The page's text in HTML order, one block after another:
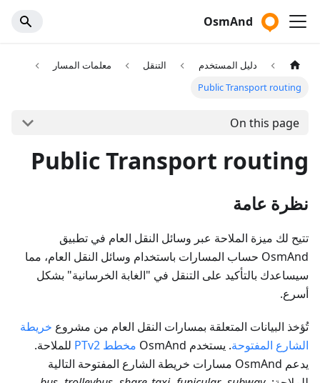
OsmAnd
دليل المستخدم التنقل
معلمات المسار
Public Transport routing
On this page
Public Transport routing
نظرة عامة
تتيح لك ميزة الملاحة عبر وسائل النقل العام في تطبيق
OsmAnd حساب المسارات باستخدام وسائل النقل العام، مما
سيساعدك بالتأكيد على التنقل في "الغابة الخرسانية" بشكل
أسرع.
تُؤخذ البيانات المتعلقة بمسارات النقل العام من مشروع خريطة
الشارع المفتوحة. يستخدم OsmAnd مخطط PTv2
للملاحة.
يدعم OsmAnd مسارات خريطة الشارع المفتوحة التالية